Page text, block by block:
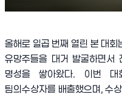
올해로 일곱 번째 열린 본 대
유망주들을 대거 발굴하면서
명성을 쌓아왔다. 이번
팀의 수상자를 배출했으며 ,수